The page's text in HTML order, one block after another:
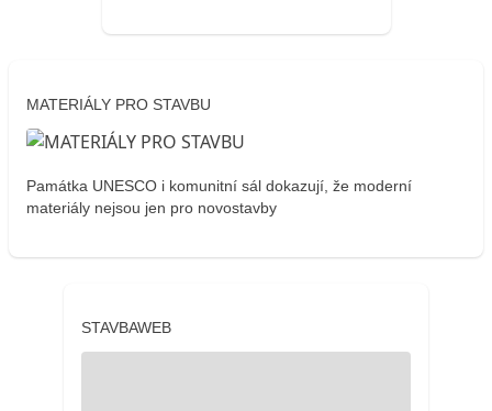
MATERIÁLY PRO STAVBU
Památka UNESCO i komunitní sál dokazují, že moderní
materiály nejsou jen pro novostavby
STAVBAWEB